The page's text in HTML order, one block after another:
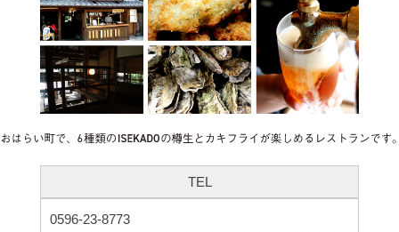
TEL
0596-23-8773